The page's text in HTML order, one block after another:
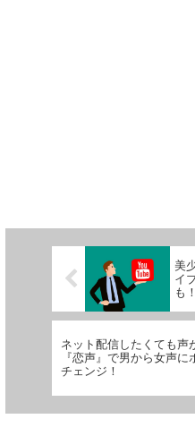
美
イ
も！
ネット配信したくても声
『恋声』で男から女声に
チェンジ！